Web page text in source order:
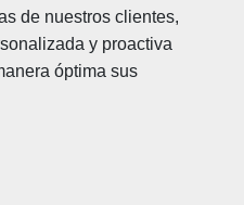
de nuestros clientes,
y proactiva
óptima sus